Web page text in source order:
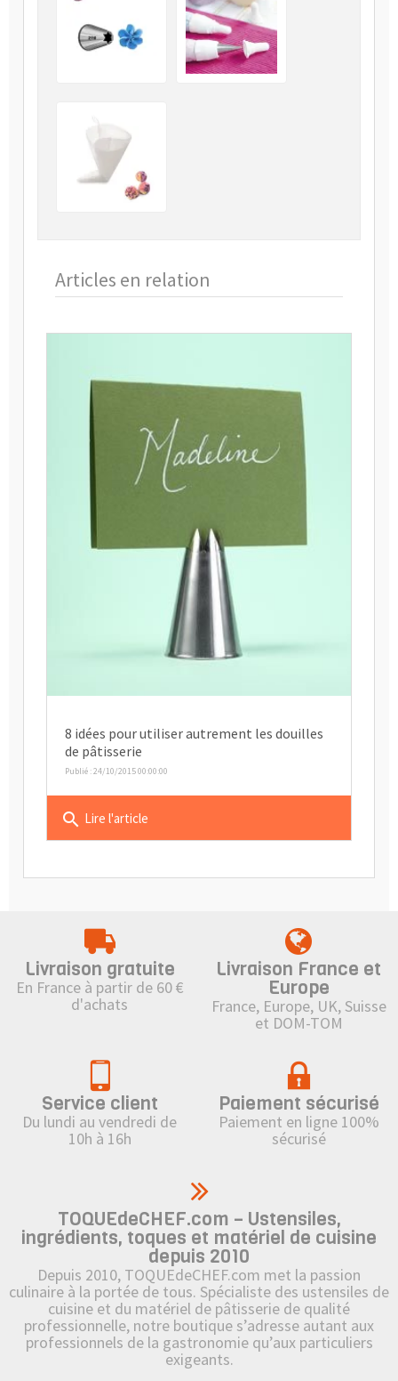
Articles en relation
8 idées pour utiliser autrement les douilles
de pâtisserie
Publié : 24/10/2015 00:00:00
search Lire l'article
Livraison gratuite
En France à partir de 60 €
d'achats
Livraison France et
Europe
France, Europe, UK, Suisse
et DOM-TOM
Service client
Du lundi au vendredi de
10h à 16h
Paiement sécurisé
Paiement en ligne 100%
sécurisé
TOQUEdeCHEF.com – Ustensiles,
ingrédients, toques et matériel de cuisine
depuis 2010
Depuis 2010, TOQUEdeCHEF.com met la passion
culinaire à la portée de tous. Spécialiste des ustensiles de
cuisine et du matériel de pâtisserie de qualité
professionnelle, notre boutique s’adresse autant aux
professionnels de la gastronomie qu’aux particuliers
exigeants.